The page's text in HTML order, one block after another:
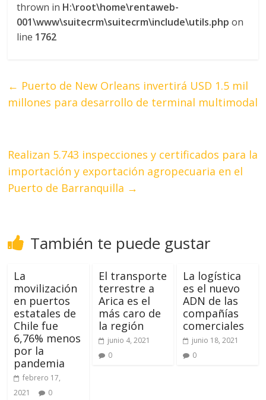
thrown in H:\root\home\rentaweb-
001\www\suitecrm\suitecrm\include\utils.php on
line 1762
← Puerto de New Orleans invertirá USD 1.5 mil
millones para desarrollo de terminal multimodal
Realizan 5.743 inspecciones y certificados para la
importación y exportación agropecuaria en el
Puerto de Barranquilla →
También te puede gustar
La
movilización
en puertos
estatales de
Chile fue
6,76% menos
por la
pandemia
febrero 17,
2021
0
El transporte
terrestre a
Arica es el
más caro de
la región
junio 4, 2021
0
La logística
es el nuevo
ADN de las
compañías
comerciales
junio 18, 2021
0